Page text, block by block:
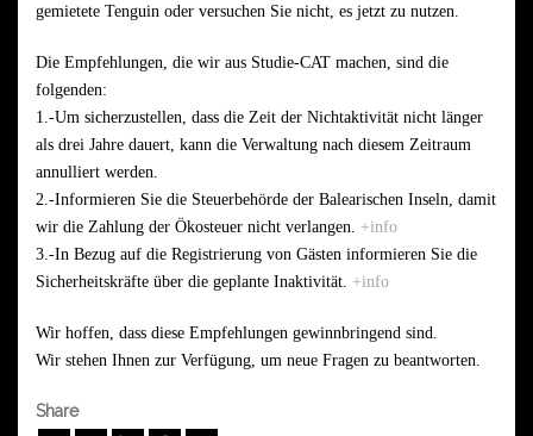
gemietete Tenguin oder versuchen Sie nicht, es jetzt zu nutzen.
Die Empfehlungen, die wir aus Studie-CAT machen, sind die
folgenden:
1.-Um sicherzustellen, dass die Zeit der Nichtaktivität nicht länger
als drei Jahre dauert, kann die Verwaltung nach diesem Zeitraum
annulliert werden.
2.-Informieren Sie die Steuerbehörde der Balearischen Inseln, damit
wir die Zahlung der Ökosteuer nicht verlangen. +info
3.-In Bezug auf die Registrierung von Gästen informieren Sie die
Sicherheitskräfte über die geplante Inaktivität. +info
Wir hoffen, dass diese Empfehlungen gewinnbringend sind.
Wir stehen Ihnen zur Verfügung, um neue Fragen zu beantworten.
Share